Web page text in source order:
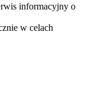
informacyjny o
w celach